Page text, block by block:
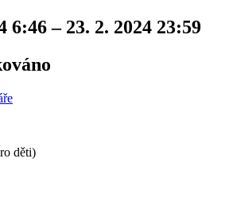
6:46 – 23. 2. 2024 23:59
děti)